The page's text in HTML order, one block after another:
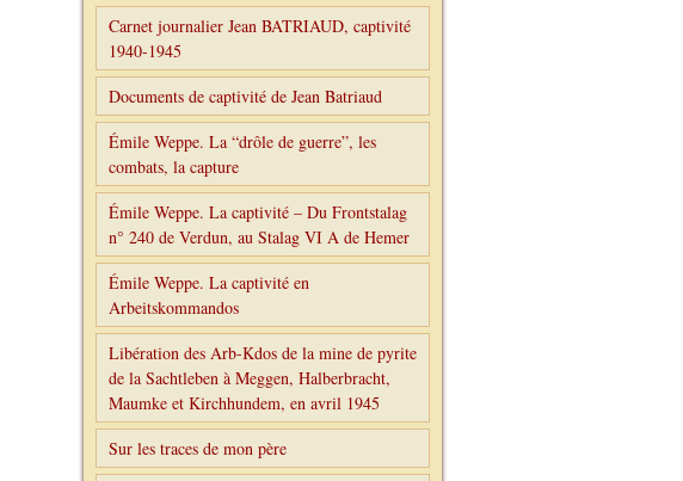
Carnet journalier Jean BATRIAUD, captivité
1940-1945
Documents de captivité de Jean Batriaud
Émile Weppe. La “drôle de guerre”, les
combats, la capture
Émile Weppe. La captivité – Du Frontstalag
n° 240 de Verdun, au Stalag VI A de Hemer
Émile Weppe. La captivité en
Arbeitskommandos
Libération des Arb-Kdos de la mine de pyrite
de la Sachtleben à Meggen, Halberbracht,
Maumke et Kirchhundem, en avril 1945
Sur les traces de mon père